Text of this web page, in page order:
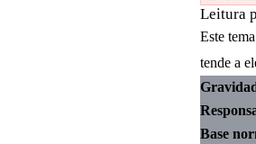
Leitura
Este
tende a
Base